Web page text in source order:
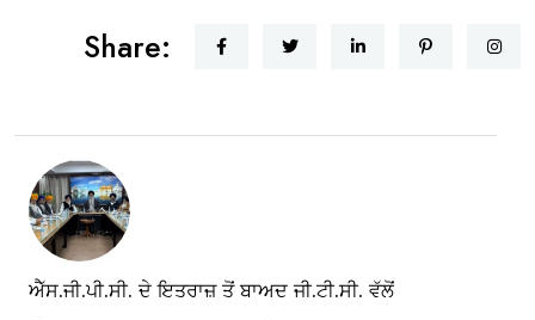
Share:
ਐੱਸ.ਜੀ.ਪੀ.ਸੀ. ਦੇ ਇਤਰਾਜ਼ ਤੋਂ ਬਾਅਦ ਜੀ.ਟੀ.ਸੀ. ਵੱਲੋਂ